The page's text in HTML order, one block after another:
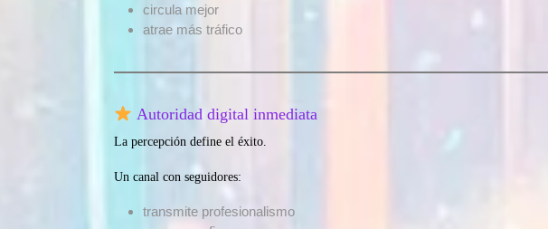
circula mejor
atrae más tráfico
Autoridad digital inmediata
La percepción define el éxito.
Un canal con seguidores:
transmite profesionalismo